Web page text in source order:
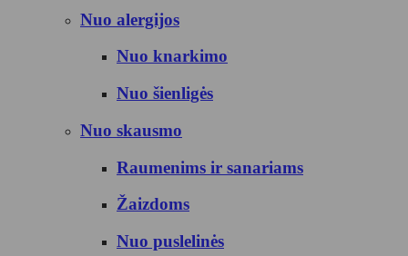
Nuo alergijos
Nuo knarkimo
Nuo šienligės
Nuo skausmo
Raumenims ir sanariams
Žaizdoms
Nuo puslelinės